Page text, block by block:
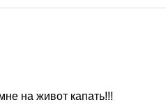
на живот капать!!!